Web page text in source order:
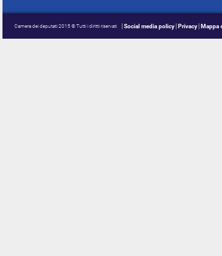
Camera dei deputati 2015 © Tutti i diritti riservati Social media policy Privacy Mappa